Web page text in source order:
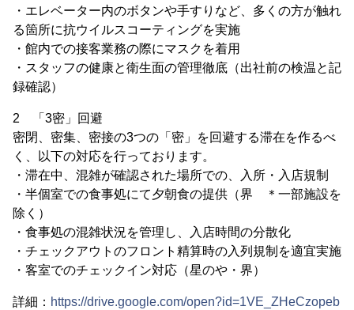
・エレベーター内のボタンや手すりなど、多くの方が触れ
る箇所に抗ウイルスコーティングを実施
・館内での接客業務の際にマスクを着用
・スタッフの健康と衛生面の管理徹底（出社前の検温と記
録確認）
2 「3密」回避
密閉、密集、密接の3つの「密」を回避する滞在を作るべ
く、以下の対応を行っております。
・滞在中、混雑が確認された場所での、入所・入店規制
・半個室での食事処にて夕朝食の提供（界 ＊一部施設を
除く）
・食事処の混雑状況を管理し、入店時間の分散化
・チェックアウトのフロント精算時の入列規制を適宜実施
・客室でのチェックイン対応（星のや・界）
詳細： https://drive.google.com/open?id=1VE_ZHeCzopeb